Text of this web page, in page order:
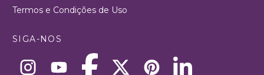
Termos e Condições de Uso
SIGA-NOS